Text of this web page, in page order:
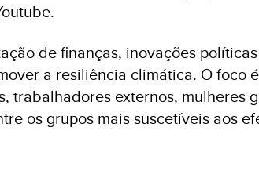
de finanças, inovações
a resiliência climática. O foco
trabalhadores externos, mulheres
os grupos mais suscetíveis aos